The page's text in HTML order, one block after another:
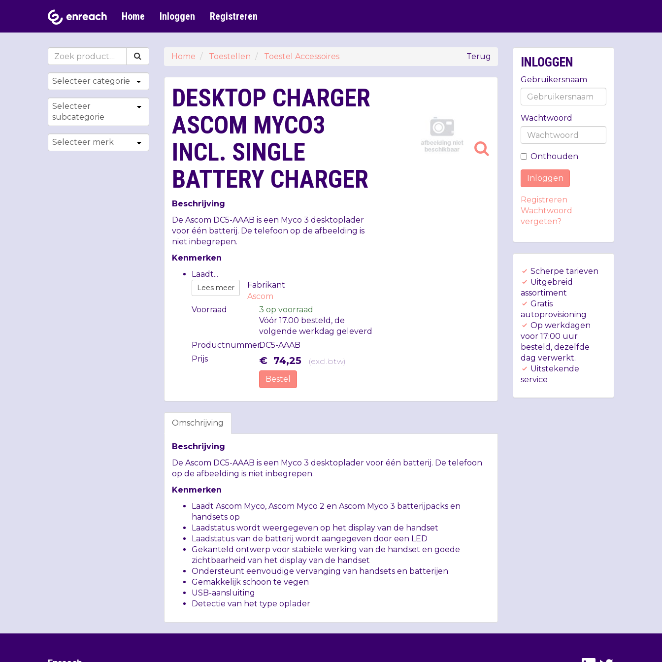
Home Inloggen Registreren
Terug
Home Toestellen Toestel Accessoires
DESKTOP CHARGER
ASCOM MYCO3
INCL. SINGLE
BATTERY CHARGER
Beschrijving
De Ascom DC5-AAAB is een Myco 3 desktoplader
voor één batterij. De telefoon op de afbeelding is
niet inbegrepen.
Kenmerken
Laadt...
Lees meer
Fabrikant
Ascom
Voorraad
3 op voorraad
Vóór 17.00 besteld, de
volgende werkdag geleverd
ProductnummerDC5-AAAB
Prijs
€ 74,25 (excl.btw)
Bestel
Omschrijving
Beschrijving
De Ascom DC5-AAAB is een Myco 3 desktoplader voor één batterij. De telefoon
op de afbeelding is niet inbegrepen.
Kenmerken
Laadt Ascom Myco, Ascom Myco 2 en Ascom Myco 3 batterijpacks en
handsets op
Laadstatus wordt weergegeven op het display van de handset
Laadstatus van de batterij wordt aangegeven door een LED
Gekanteld ontwerp voor stabiele werking van de handset en goede
zichtbaarheid van het display van de handset
Ondersteunt eenvoudige vervanging van handsets en batterijen
Gemakkelijk schoon te vegen
USB-aansluiting
Detectie van het type oplader
INLOGGEN
Gebruikersnaam
Wachtwoord
Onthouden
Inloggen
Registreren
Wachtwoord
vergeten?
Scherpe tarieven
Uitgebreid
assortiment
Gratis
autoprovisioning
Op werkdagen
voor 17:00 uur
besteld, dezelfde
dag verwerkt.
Uitstekende
service